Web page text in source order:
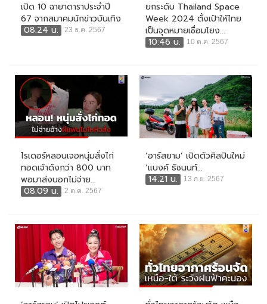
เปิด 10 ฉายาดาราประจำปี
67 จากสมาคมนักข่าวบันเทิง
08:24 น.
23 ธ.ค. 2567
ยกระดับ Thailand Space
Week 2024 ตั้งเป้าให้ไทย
เป็นจุดหมายเชื่อมโยง...
10:46 น.
10 ต.ค. 2567
ไรเดอร์หลอนเจอหนุ่มสั่งไก่
ทอดเจ้าดังกว่า 800 บาท
พอมาส่งบอกไม่จ่าย...
08:09 น.
2 ต.ค. 2567
‘อาร์สยาม’ เปิดตัวศิลปินใหม่
‘แบงค์ ธัชนนท์...
14:21 น.
13 ก.ย. 2567